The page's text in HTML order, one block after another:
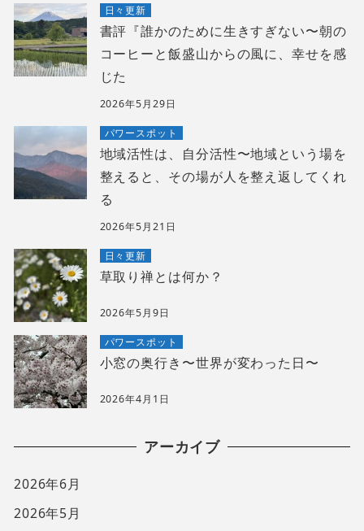
日々更新
書評『誰かのために生きすぎない〜朝の
コーヒーと飯盛山からの風に、幸せを感
じた
2026年5月29日
パワースポット
地域活性は、自分活性〜地域という場を
整えると、その場が人を整え返してくれ
る
2026年5月21日
日々更新
草取り禅とは何か？
2026年5月9日
パワースポット
小窓の奥行き〜世界が変わった日〜
2026年4月1日
アーカイブ
2026年6月
2026年5月